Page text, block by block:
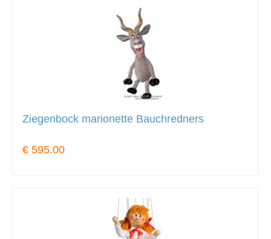
Ziegenbock marionette Bauchredners
€ 595.00